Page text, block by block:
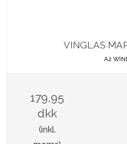
VINGLAS
A2
179,95
dkk
(inkl.